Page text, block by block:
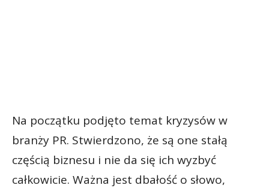
Na początku podjęto temat kryzysów w
branży PR. Stwierdzono, że są one stałą
częścią biznesu i nie da się ich wyzbyć
całkowicie. Ważna jest dbałość o słowo,